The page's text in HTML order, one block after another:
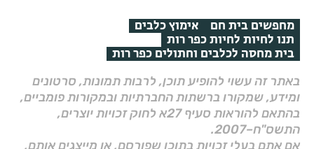
מחפשים בית חם אימוץ כלבים
תנו לחיות לחיות כפר רות
בית מחסה לכלבים וחתולים כפר רות
באתר זה עשוי להופיע תוכן, לרבות תמונות, סרטונים
ומידע, שמקורו ברשתות החברתיות ובמקורות פומביים,
בהתאם להוראות סעיף 27א לחוק זכויות יוצרים,
התשס"ח–2007.
אם אתם בעלי זכויות בתוכן שפורסם, או מייצגים אותם,